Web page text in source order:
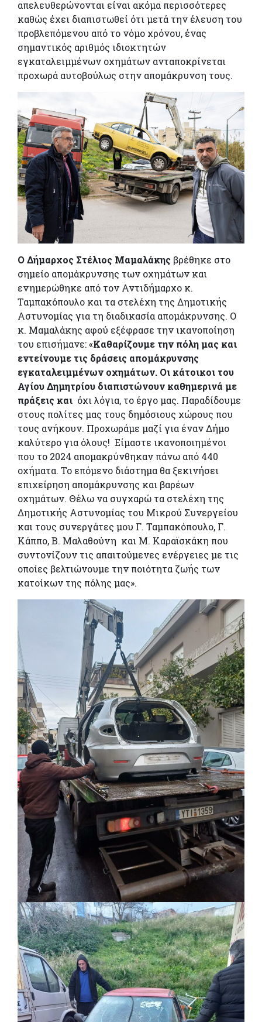
απελευθερώνονται είναι ακόμα περισσότερες
καθώς έχει διαπιστωθεί ότι μετά την έλευση του
προβλεπόμενου από το νόμο χρόνου, ένας
σημαντικός αριθμός ιδιοκτητών
εγκαταλειμμένων οχημάτων ανταποκρίνεται
προχωρά αυτοβούλως στην απομάκρυνση τους.
Ο Δήμαρχος Στέλιος Μαμαλάκης βρέθηκε στο
σημείο απομάκρυνσης των οχημάτων και
ενημερώθηκε από τον Αντιδήμαρχο κ.
Ταμπακόπουλο και τα στελέχη της Δημοτικής
Αστυνομίας για τη διαδικασία απομάκρυνσης. Ο
κ. Μαμαλάκης αφού εξέφρασε την ικανοποίηση
του επισήμανε: «Καθαρίζουμε την πόλη μας και
εντείνουμε τις δράσεις απομάκρυνσης
εγκαταλειμμένων οχημάτων. Οι κάτοικοι του
Αγίου Δημητρίου διαπιστώνουν καθημερινά με
πράξεις και όχι λόγια, το έργο μας. Παραδίδουμε
στους πολίτες μας τους δημόσιους χώρους που
τους ανήκουν. Προχωράμε μαζί για έναν Δήμο
καλύτερο για όλους! Είμαστε ικανοποιημένοι
που το 2024 απομακρύνθηκαν πάνω από 440
οχήματα. Το επόμενο διάστημα θα ξεκινήσει
επιχείρηση απομάκρυνσης και βαρέων
οχημάτων. Θέλω να συγχαρώ τα στελέχη της
Δημοτικής Αστυνομίας του Μικρού Συνεργείου
και τους συνεργάτες μου Γ. Ταμπακόπουλο, Γ.
Κάππο, Β. Μαλαθούνη και Μ. Καραϊσκάκη που
συντονίζουν τις απαιτούμενες ενέργειες με τις
οποίες βελτιώνουμε την ποιότητα ζωής των
κατοίκων της πόλης μας».